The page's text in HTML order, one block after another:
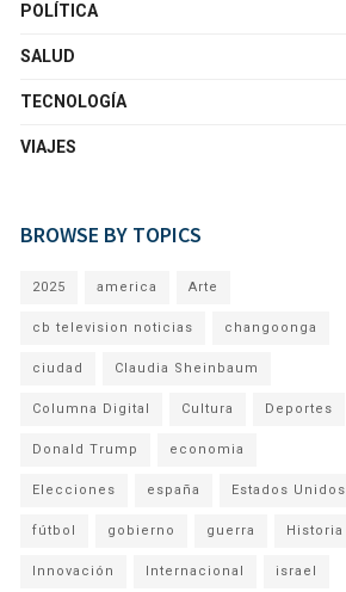
POLÍTICA
SALUD
TECNOLOGÍA
VIAJES
BROWSE BY TOPICS
2025 america Arte
cb television noticias changoonga
ciudad Claudia Sheinbaum
Columna Digital Cultura Deportes
Donald Trump economia
Elecciones españa Estados Unidos
fútbol gobierno guerra Historia
Innovación Internacional israel